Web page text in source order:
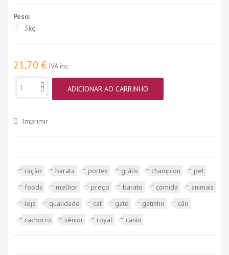
Peso:
3kg
21,70 € IVA inc.
ADICIONAR AO CARRINHO
Imprimir
ração barata portes grátis champion
pet
foods
melhor preço barato comida
animais
loja
qualidade cat gato gatinho
cão
cachorro
sénior royal canin